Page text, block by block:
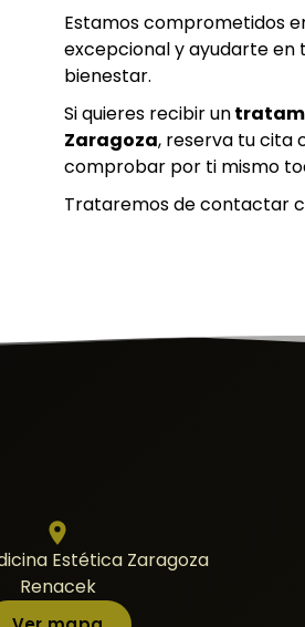
Estamos comprometidos
excepcional y ayudarte en
bienestar.
Si quieres recibir un
Zaragoza, reserva tu cita
comprobar por ti mismo
Trataremos de contactar
Estética Zaragoza
Renacek